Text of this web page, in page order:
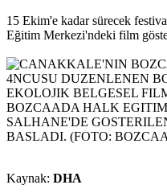
15 Ekim'e kadar sürecek
Eğitim Merkezi'ndeki film
Kaynak: DHA